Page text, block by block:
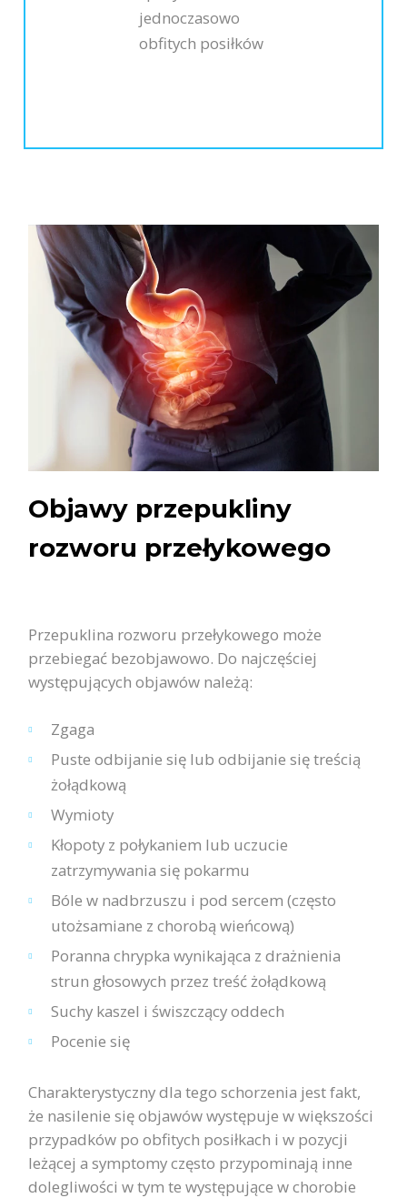
jednoczasowo
obfitych posiłków
Objawy przepukliny
rozworu przełykowego
Przepuklina rozworu przełykowego może
przebiegać bezobjawowo. Do najczęściej
występujących objawów należą:
Zgaga
Puste odbijanie się lub odbijanie się treścią
żołądkową
Wymioty
Kłopoty z połykaniem lub uczucie
zatrzymywania się pokarmu
Bóle w nadbrzuszu i pod sercem (często
utożsamiane z chorobą wieńcową)
Poranna chrypka wynikająca z drażnienia
strun głosowych przez treść żołądkową
Suchy kaszel i świszczący oddech
Pocenie się
Charakterystyczny dla tego schorzenia jest fakt,
że nasilenie się objawów występuje w większości
przypadków po obfitych posiłkach i w pozycji
leżącej a symptomy często przypominają inne
dolegliwości w tym te występujące w chorobie